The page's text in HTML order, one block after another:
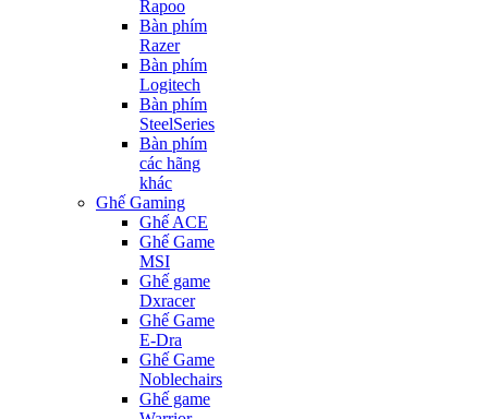
Rapoo
Bàn phím
Razer
Bàn phím
Logitech
Bàn phím
SteelSeries
Bàn phím
các hãng
khác
Ghế Gaming
Ghế ACE
Ghế Game
MSI
Ghế game
Dxracer
Ghế Game
E-Dra
Ghế Game
Noblechairs
Ghế game